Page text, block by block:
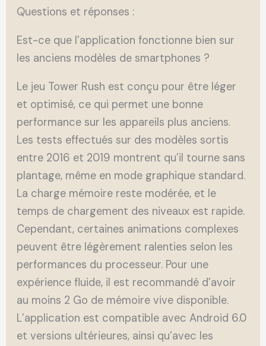
Questions et réponses :
Est-ce que l’application fonctionne bien sur
les anciens modèles de smartphones ?
Le jeu Tower Rush est conçu pour être léger
et optimisé, ce qui permet une bonne
performance sur les appareils plus anciens.
Les tests effectués sur des modèles sortis
entre 2016 et 2019 montrent qu’il tourne sans
plantage, même en mode graphique standard.
La charge mémoire reste modérée, et le
temps de chargement des niveaux est rapide.
Cependant, certaines animations complexes
peuvent être légèrement ralenties selon les
performances du processeur. Pour une
expérience fluide, il est recommandé d’avoir
au moins 2 Go de mémoire vive disponible.
L’application est compatible avec Android 6.0
et versions ultérieures, ainsi qu’avec les